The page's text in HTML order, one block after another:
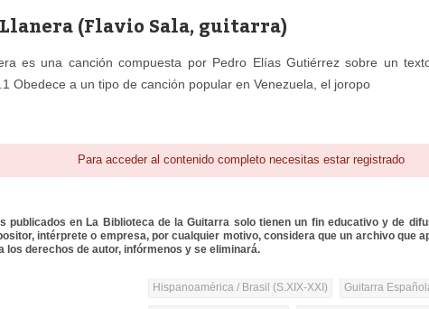
(Flavio Sala, guitarra)
es una canción compuesta por Pedro Elías Gutiérrez sobre un
Obedece a un tipo de canción popular en Venezuela, el joropo
Para acceder al contenido completo necesitas estar registrado
publicados en La Biblioteca de la Guitarra solo tienen un fin educativo y de
intérprete o empresa, por cualquier motivo, considera que un archivo que
los derechos de autor, infórmenos y se eliminará.
Hispanoamérica / Brasil (S.XIX-XXI) Guitarra